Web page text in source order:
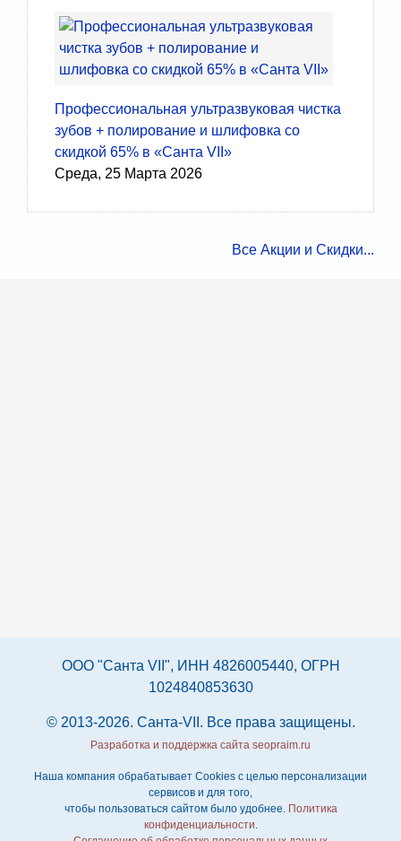
Профессиональная ультразвуковая чистка
зубов + полирование и шлифовка со
скидкой 65% в «Санта VII»
Среда, 25 Марта 2026
Все Акции и Скидки...
ООО "Санта VII", ИНН 4826005440, ОГРН
1024840853630
© 2013-2026. Санта-VII. Все права защищены.
Разработка и поддержка сайта seopraim.ru
Наша компания обрабатывает Cookies с целью персонализации
сервисов и для того,
чтобы пользоваться сайтом было удобнее. Политика
конфиденциальности